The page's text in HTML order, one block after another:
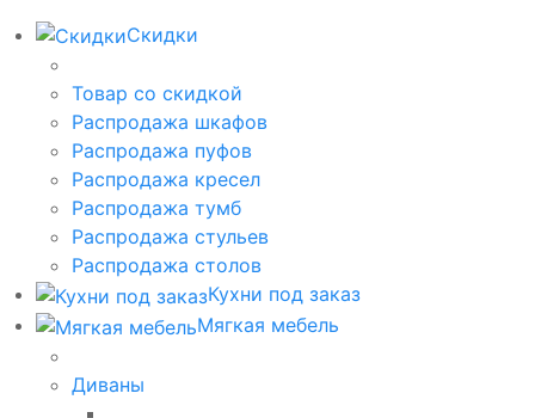
Скидки
Товар со скидкой
Распродажа шкафов
Распродажа пуфов
Распродажа кресел
Распродажа тумб
Распродажа стульев
Распродажа столов
Кухни под заказ
Мягкая мебель
Диваны